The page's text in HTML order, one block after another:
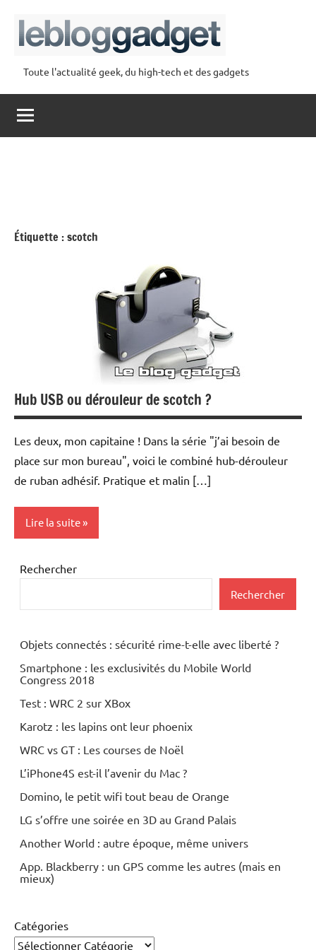
contenu
lebloggadget
Toute l'actualité geek, du high-tech et des gadgets
Étiquette :scotch
Hub USB ou dérouleur de scotch ?
Les deux, mon capitaine ! Dans la série "j’ai besoin de
place sur mon bureau", voici le combiné hub-dérouleur
de ruban adhésif. Pratique et malin […]
Lire la suite
Periphériques
Rechercher
Rechercher
Objets connectés : sécurité rime-t-elle avec liberté ?
Smartphone : les exclusivités du Mobile World
Congress 2018
Test : WRC 2 sur XBox
Karotz : les lapins ont leur phoenix
WRC vs GT : Les courses de Noël
L’iPhone4S est-il l’avenir du Mac ?
Domino, le petit wifi tout beau de Orange
LG s’offre une soirée en 3D au Grand Palais
Another World : autre époque, même univers
App. Blackberry : un GPS comme les autres (mais en
mieux)
Catégories